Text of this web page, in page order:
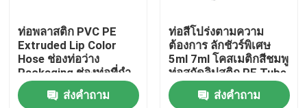
ท่อพลาสติก PVC PE
Extruded Lip Color
Hose ช่องท่อว่าง
Packaging ช่องท่อที่กํา
หนดเอง เครื่องสําอางค์
โลชั่น ถังท่อส่งคำถาม
ท่อสีโปร่งตามความ
ต้องการ ลักชัวร์พิเศษ
5ml 7ml โคสเมติกสีชมพู
ท่อสกัดลิปสติก PE Tube
With Logo
ส่งคำถาม